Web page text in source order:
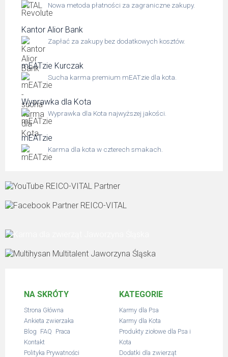
Nowa metoda płatności za zagraniczne zakupy.
Kantor Alior Bank
Zapłać za zakupy bez dodatkowych kosztów.
mEATzie Kurczak
Sucha karma premium mEATzie dla kota.
Wyprawka dla Kota
Wyprawka dla Kota najwyższej jakości.
mEATzie
Karma dla kota w czterech smakach.
NA SKRÓTY
Strona Główna
Ankieta zwierzaka
Blog FAQ Praca
Kontakt
Polityka Prywatności
KATEGORIE
Karmy dla Psa
Karmy dla Kota
Produkty ziołowe dla Psa i
Kota
Dodatki dla zwierząt